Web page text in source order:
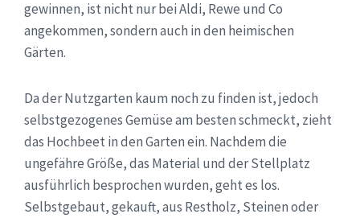
gewinnen, ist nicht nur bei Aldi, Rewe und Co
angekommen, sondern auch in den heimischen
Gärten.
Da der Nutzgarten kaum noch zu finden ist, jedoch
selbstgezogenes Gemüse am besten schmeckt, zieht
das Hochbeet in den Garten ein. Nachdem die
ungefähre Größe, das Material und der Stellplatz
ausführlich besprochen wurden, geht es los.
Selbstgebaut, gekauft, aus Restholz, Steinen oder